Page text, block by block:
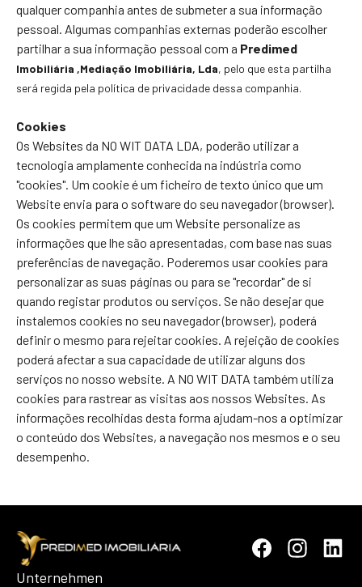
qualquer companhia antes de submeter a sua informação
pessoal. Algumas companhias externas poderão escolher
partilhar a sua informação pessoal com a Predimed
Imobiliária ,Mediação Imobiliária, Lda, pelo que esta partilha
será regida pela política de privacidade dessa companhia.
Cookies
Os Websites da NO WIT DATA LDA, poderão utilizar a
tecnologia amplamente conhecida na indústria como
"cookies". Um cookie é um ficheiro de texto único que um
Website envia para o software do seu navegador (browser).
Os cookies permitem que um Website personalize as
informações que lhe são apresentadas, com base nas suas
preferências de navegação. Poderemos usar cookies para
personalizar as suas páginas ou para se "recordar" de si
quando registar produtos ou serviços. Se não desejar que
instalemos cookies no seu navegador (browser), poderá
definir o mesmo para rejeitar cookies. A rejeição de cookies
poderá afectar a sua capacidade de utilizar alguns dos
serviços no nosso website. A NO WIT DATA também utiliza
cookies para rastrear as visitas aos nossos Websites. As
informações recolhidas desta forma ajudam-nos a optimizar
o conteúdo dos Websites, a navegação nos mesmos e o seu
desempenho.
Unternehmen